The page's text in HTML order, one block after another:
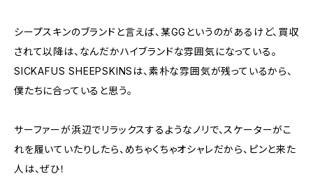
シープスキンのブランドと言えば、某GGというのがあるけど、買収
されて以降は、なんだかハイブランドな雰囲気になっている。
SICKAFUS SHEEPSKINSは、素朴な雰囲気が残っているから、
僕たちに合っていると思う。
サーファーが浜辺でリラックスするようなノリで、スケーターがこ
れを履いていたりしたら、めちゃくちゃオシャレだから、ピンと来た
人は、ぜひ！